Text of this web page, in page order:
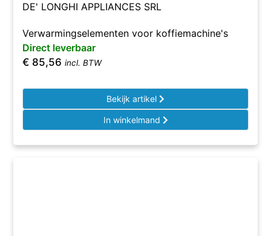
DE' LONGHI APPLIANCES SRL
Verwarmingselementen voor koffiemachine's
Direct leverbaar
€ 85,56 incl. BTW
Bekijk artikel
In winkelmand